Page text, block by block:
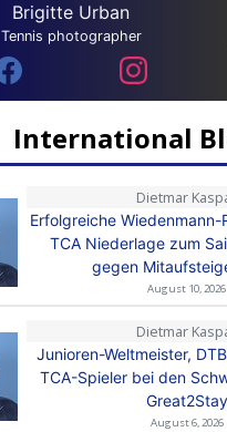
Brigitte Urban
Tennis photographer
International
Dietmar
Erfolgreiche
TCA Niederlage zum
gegen
August 10, 2026
Dietmar
Junioren-Weltmeister,
TCA-Spieler bei den
Great2Stay
August 6, 2026